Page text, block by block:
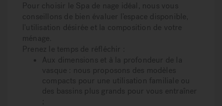
Pour choisir le Spa de nage idéal , nous vous
conseillons de bien évaluer l’espace disponible,
l'utilisation désirée et la composition de votre
ménage.
Prenez le temps de réfléchir :
Aux dimensions et à la profondeur de la
vasque : nous proposons des modèles
compacts pour une utilisation familiale ou
des bassins plus grands pour vous entraîner
;